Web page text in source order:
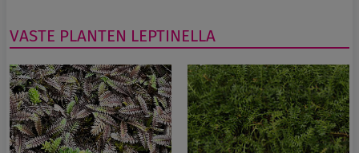
VASTE PLANTEN LEPTINELLA